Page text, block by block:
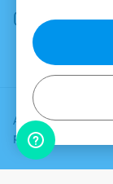
Agrega una
para ver el precio
Instagram